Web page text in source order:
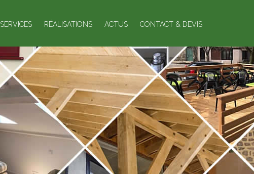
SERVICES RÉALISATIONS ACTUS CONTACT & DEVIS